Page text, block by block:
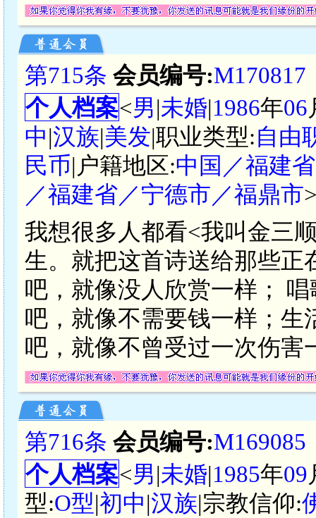
第715条 会员编号:M170817
个人档案<男|未婚|1986年06
中|汉族|美发|职业类型:自由
民币|户籍地区:中国／福建
／福建省／宁德市／福鼎市
我想很多人都看<我叫金三
生。就把这首诗送给那些正
吧，就像没人欣赏一样；
吧，就像不需要钱一样；生
吧，就像不曾受过一次伤害
第716条 会员编号:M169085
个人档案<男|未婚|1985年09
型:O型|初中|汉族|宗教信仰: